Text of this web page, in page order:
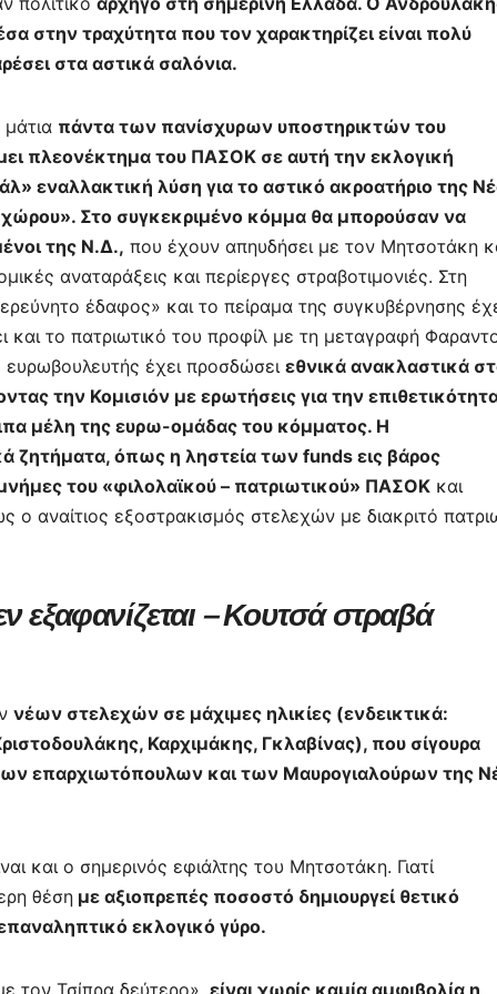
στην τραχύτητα που τον χαρακτηρίζει είναι πολύ
στα αστικά σαλόνια.
πάντα των πανίσχυρων υποστηρικτών του
πλεονέκτημα του ΠΑΣΟΚ σε αυτή την εκλογική
εναλλακτική λύση για το αστικό ακροατήριο της
Στο συγκεκριμένο κόμμα θα μπορούσαν να
της Ν.Δ., που έχουν απηυδήσει με τον Μητσοτάκη
αναταράξεις και περίεργες στραβοτιμονιές. Στη
έδαφος» και το πείραμα της συγκυβέρνησης
και το πατριωτικό του προφίλ με τη μεταγραφή
έχει προσδώσει εθνικά ανακλαστικά
την Κομισιόν με ερωτήσεις για την
μέλη της ευρω-ομάδας του κόμματος. Η
ζητήματα, όπως η ληστεία των funds εις βάρος
του «φιλολαϊκού – πατριωτικού» ΠΑΣΟΚ και
αναίτιος εξοστρακισμός στελεχών με διακριτό
– Κουτσά στραβά
νέων στελεχών σε μάχιμες ηλικίες (ενδεικτικά:
Καρχιμάκης, Γκλαβίνας), που σίγουρα
επαρχιωτόπουλων και των Μαυρογιαλούρων της
και ο σημερινός εφιάλτης του Μητσοτάκη. Γιατί
θέση με αξιοπρεπές ποσοστό δημιουργεί θετικό
εκλογικό γύρο.
τον Τσίπρα δεύτερο», είναι χωρίς καμία αμφιβολία η